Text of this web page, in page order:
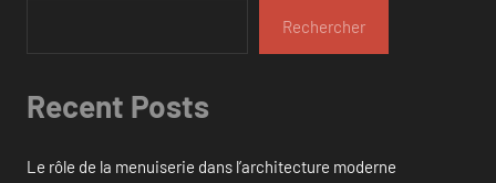
Rechercher
Recent Posts
Le rôle de la menuiserie dans l’architecture moderne